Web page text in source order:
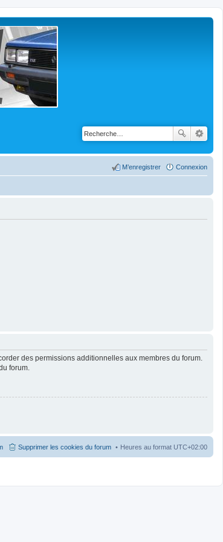
Connexion
M’enregistrer
des permissions additionnelles aux membres du forum.
forum.
Heures au format UTC+02:00
Supprimer les cookies du forum